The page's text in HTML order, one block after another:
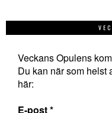
Veckans Opulens
Du kan när som helst
här:
E-post*